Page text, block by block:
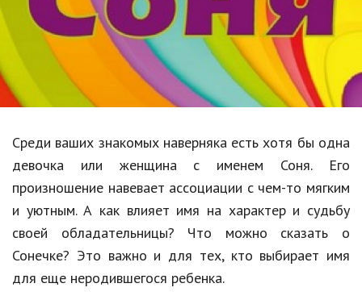
Образование
В мире
Культура
Авто, мото
Спорт
Знаменитости
Статьи
Обзоры
Среди ваших знакомых наверняка есть хотя бы одна
девочка или женщина с именем Соня. Его
произношение навевает ассоциации с чем-то мягким
и уютным. А как влияет имя на характер и судьбу
своей обладательницы? Что можно сказать о
Сонечке? Это важно и для тех, кто выбирает имя
для еще неродившегося ребенка.